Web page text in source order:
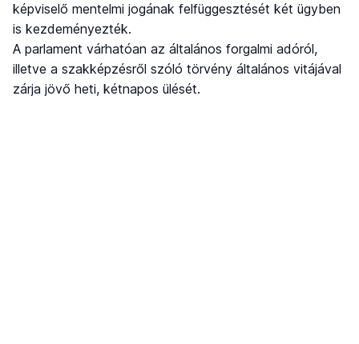
képviselő mentelmi jogának felfüggesztését két ügyben
is kezdeményezték.
A parlament várhatóan az általános forgalmi adóról,
illetve a szakképzésről szóló törvény általános vitájával
zárja jövő heti, kétnapos ülését.